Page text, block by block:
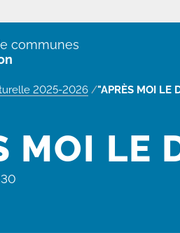
communes
2025-2026 /"APRÈS MOI LE
MOI LE